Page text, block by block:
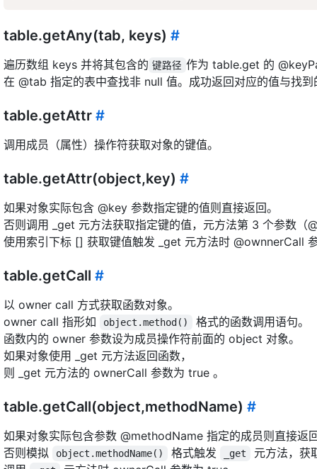
table.getAny(tab, keys) #
遍历数组 keys 并将其包含的 键路径 作为 table.get 的
在 @tab 指定的表中查找非 null 值。成功返回对应的值与找
table.getAttr #
调用成员（属性）操作符获取对象的键值。
table.getAttr(object,key) #
如果对象实际包含 @key 参数指定键的值则直接返回。
否则调用 _get 元方法获取指定键的值，元方法第 3 个参数（
使用索引下标 [] 获取键值触发 _get 元方法时 @ownnerCall
table.getCall #
以 owner call 方式获取函数对象。
owner call 指形如
object.method()
格式的函数调用语句。
函数内的 owner 参数设为成员操作符前面的 object 对象。
如果对象使用 _get 元方法返回函数，
则 _get 元方法的 ownerCall 参数为 true 。
table.getCall(object,methodName) #
如果对象实际包含参数 @methodName 指定的成员则直接返
否则模拟
object.methodName() 格式触发 _get
元方法，获